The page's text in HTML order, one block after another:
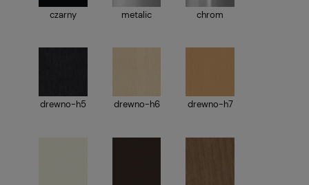
czarny metalic chrom
drewno-h5 drewno-h6 drewno-h7